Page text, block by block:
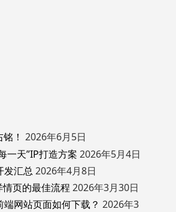
！ 2026年6月5日
一天”IP打造方案 2026年5月4日
发汇总 2026年4月8日
页的最佳流程 2026年3月30日
网站页面如何下载？ 2026年3